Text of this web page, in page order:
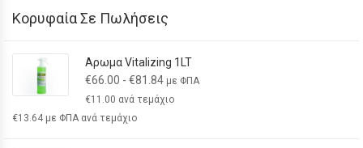
Κορυφαία Σε Πωλήσεις
Αρωμα Vitalizing 1LT
€66.00 - €81.84 με ΦΠΑ
€11.00 ανά τεμάχιο
€13.64 με ΦΠΑ ανά τεμάχιο